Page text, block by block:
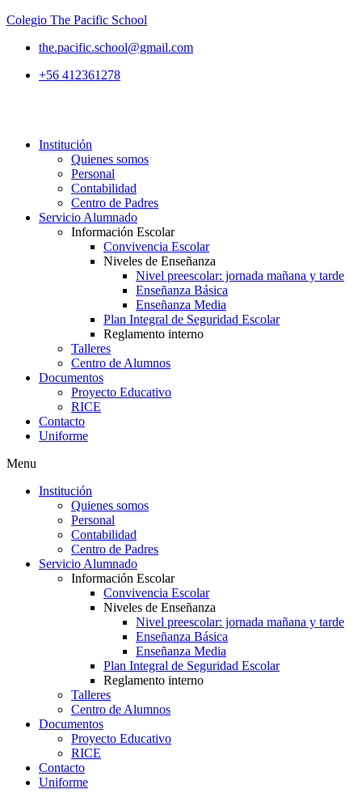
Colegio The Pacific School
the.pacific.school@gmail.com
+56 412361278
Institución
Quienes somos
Personal
Contabilidad
Centro de Padres
Servicio Alumnado
Información Escolar
Convivencia Escolar
Niveles de Enseñanza
Nivel preescolar: jornada mañana y tarde
Enseñanza Básica
Enseñanza Media
Plan Integral de Seguridad Escolar
Reglamento interno
Talleres
Centro de Alumnos
Documentos
Proyecto Educativo
RICE
Contacto
Uniforme
Menu
Institución
Quienes somos
Personal
Contabilidad
Centro de Padres
Servicio Alumnado
Información Escolar
Convivencia Escolar
Niveles de Enseñanza
Nivel preescolar: jornada mañana y tarde
Enseñanza Básica
Enseñanza Media
Plan Integral de Seguridad Escolar
Reglamento interno
Talleres
Centro de Alumnos
Documentos
Proyecto Educativo
RICE
Contacto
Uniforme